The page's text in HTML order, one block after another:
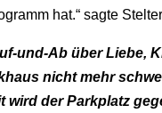
hat.“ sagte
und-Ab über Liebe,
nicht mehr
wird der Parkplatz